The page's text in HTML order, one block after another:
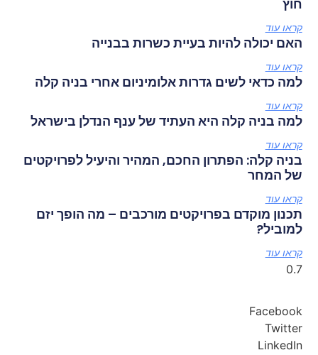
חוץ
קראו עוד
האם יכולה להיות בעיית כשרות בבנייה
קראו עוד
למה כדאי לשים גדרות אלומיניום אחרי בניה קלה
קראו עוד
למה בניה קלה היא העתיד של ענף הנדלן בישראל
קראו עוד
בניה קלה: הפתרון החכם, המהיר והיעיל לפרויקטים
של המחר
קראו עוד
תכנון מוקדם בפרויקטים מורכבים – מה הופך יזם
למוביל?
קראו עוד
Facebook
Twitter
LinkedIn